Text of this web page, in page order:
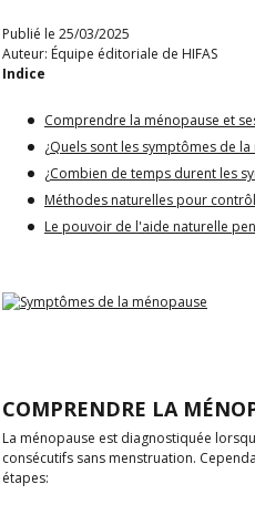
Publié le 25/03/2025
Auteur: Équipe éditoriale de HIFAS
Indice
Comprendre la ménopause et
¿Quels sont les symptômes de la
¿Combien de temps durent les
Méthodes naturelles pour
Le pouvoir de l'aide naturelle
COMPRENDRE LA
La ménopause est diagnostiquée
consécutifs sans menstruation.
étapes: